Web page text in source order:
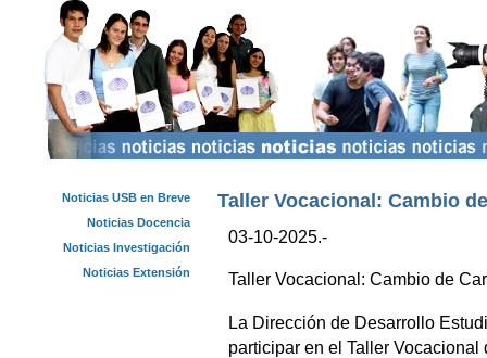
Taller Vocacional: Cambio
03-10-2025.-
Taller Vocacional: Cambio de
La Dirección de Desarrollo
participar en el Taller
Noticias USB en Breve
Noticias Docencia
Noticias Investigación
Noticias Extensión